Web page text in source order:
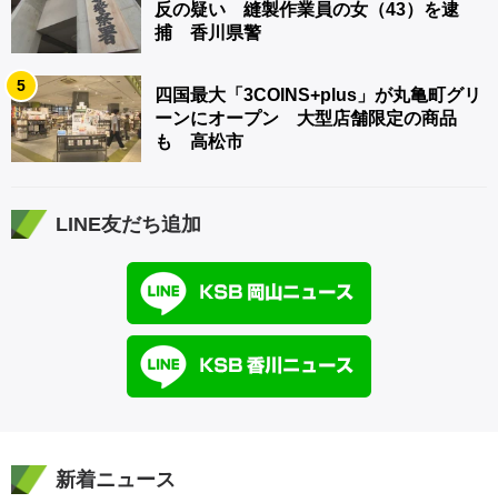
反の疑い 縫製作業員の女（43）を逮
捕 香川県警
5
四国最大「3COINS+plus」が丸亀町グリ
ーンにオープン 大型店舗限定の商品
も 高松市
LINE友だち追加
新着ニュース